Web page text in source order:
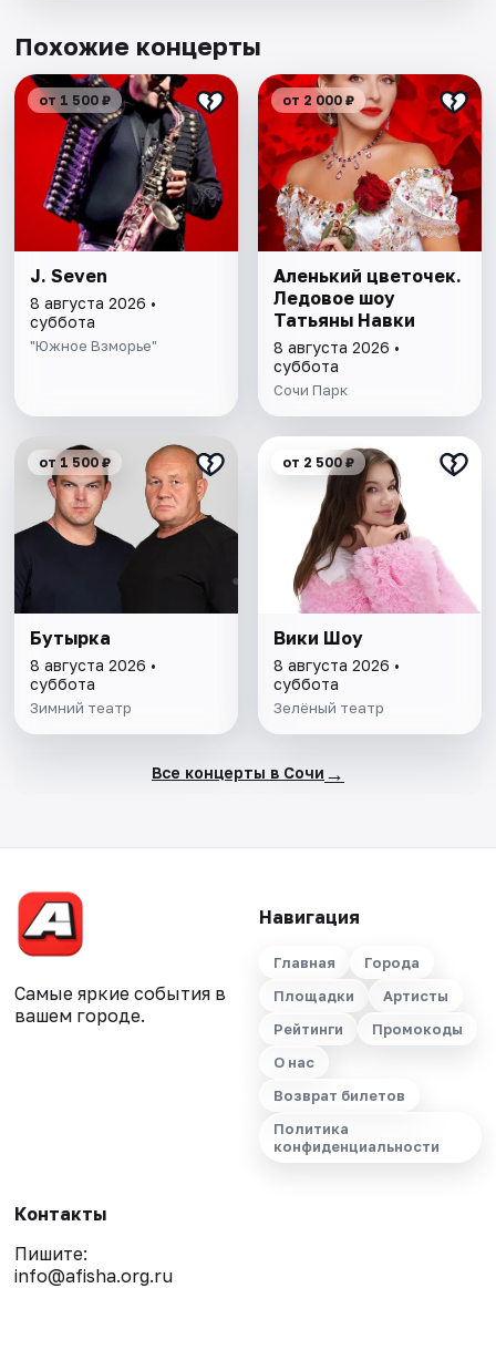
Похожие концерты
от 1 500 ₽
J. Seven
8 августа 2026 •
суббота
"Южное Взморье"
от 2 000 ₽
Аленький цветочек.
Ледовое шоу
Татьяны Навки
8 августа 2026 •
суббота
Сочи Парк
от 1 500 ₽
Бутырка
8 августа 2026 •
суббота
Зимний театр
от 2 500 ₽
Вики Шоу
8 августа 2026 •
суббота
Зелёный театр
Все концерты в Сочи →
Самые яркие события в
вашем городе.
Навигация
Главная
Города
Площадки
Артисты
Рейтинги
Промокоды
О нас
Возврат билетов
Политика
конфиденциальности
Контакты
Пишите:
info@afisha.org.ru